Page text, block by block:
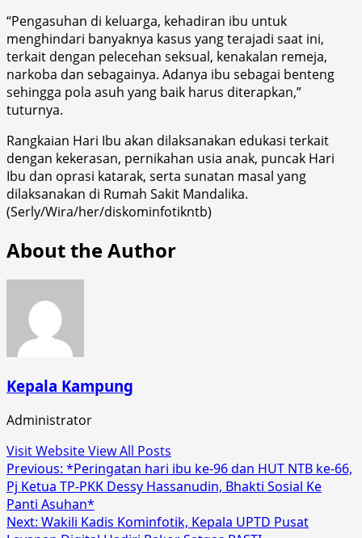
“Pengasuhan di keluarga, kehadiran ibu untuk
menghindari banyaknya kasus yang terajadi saat ini,
terkait dengan pelecehan seksual, kenakalan remeja,
narkoba dan sebagainya. Adanya ibu sebagai benteng
sehingga pola asuh yang baik harus diterapkan,”
tuturnya.
Rangkaian Hari Ibu akan dilaksanakan edukasi terkait
dengan kekerasan, pernikahan usia anak, puncak Hari
Ibu dan oprasi katarak, serta sunatan masal yang
dilaksanakan di Rumah Sakit Mandalika.
(Serly/Wira/her/diskominfotikntb)
About the Author
Kepala Kampung
Administrator
Visit WebsiteView All Posts
Post
navigation
Previous: *Peringatan hari ibu ke-96 dan HUT NTB ke-66,
Pj Ketua TP-PKK Dessy Hassanudin, Bhakti Sosial Ke
Panti Asuhan*
Next: Wakili Kadis Kominfotik, Kepala UPTD Pusat